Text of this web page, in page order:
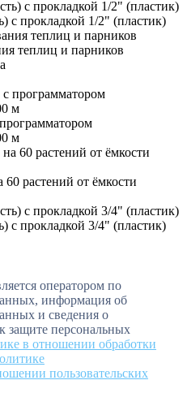
с прокладкой 1/2" (пластик)
теплиц и парников
м
растений от ёмкости
с прокладкой 3/4" (пластик)
оператором по
информация об
и сведения о
защите персональных
в отношении обработки
пользовательских